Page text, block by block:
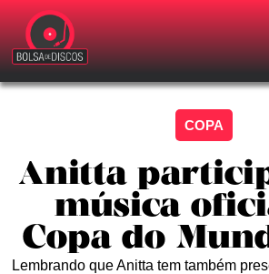
COPA
Anitta
música
Copa do
Lembrando que Anitta tem também